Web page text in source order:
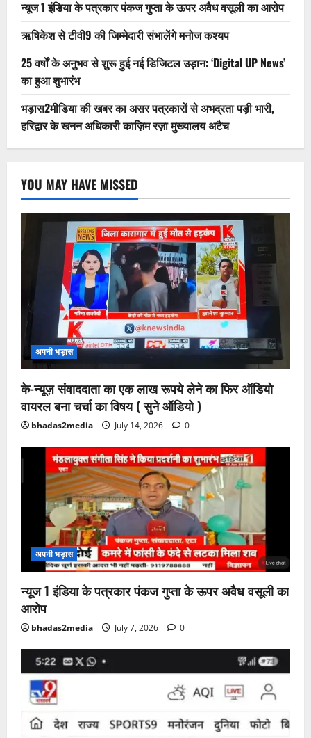
न्यूज 1 इंडिया के पत्रकार पंकज गुप्ता के ऊपर अवैध वसूली का आरोप
ऋषिकेश से टीवी9 की जिम्मेदारी संभालेंगे मनोज कश्यप
25 वर्षों के अनुभव से शुरू हुई नई डिजिटल उड़ान: ‘Digital UP News’
का हुआ शुभारंभ
भड़ास2मीडिया की खबर का असर पत्रकारों से अभद्रता पड़ी भारी,
हरिद्वार के खनन अधिकारी काज़िम रज़ा मुख्यालय अटैच
YOU MAY HAVE MISSED
अपनी भड़ास
के-न्यूज़ संवाददाता का एक लाख रूपये लेने का फिर ऑडियो
वायरल बना चर्चा का विषय ( सुने ऑडियो )
bhadas2media July 14, 2026 0
अपनी भड़ास
न्यूज 1 इंडिया के पत्रकार पंकज गुप्ता के ऊपर अवैध वसूली का
आरोप
bhadas2media July 7, 2026 0